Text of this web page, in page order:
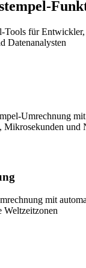
Tools für Entwickler,
Datenanalysten
Umrechnung
und
mit
Weltzeitzonen